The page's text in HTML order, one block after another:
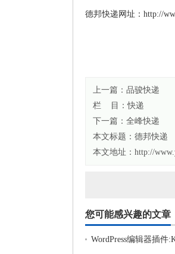
德邦快递网址：http://
上一篇： 品骏快递
栏 目：快递
下一篇： 全峰快递
本文标题： 德邦快递
本文地址：http://
您可能感兴趣的文章
WordPress编辑器插件